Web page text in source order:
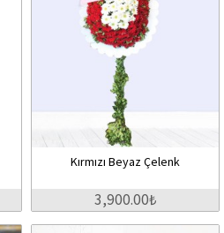
Kırmızı Beyaz Çelenk
3,900.00₺